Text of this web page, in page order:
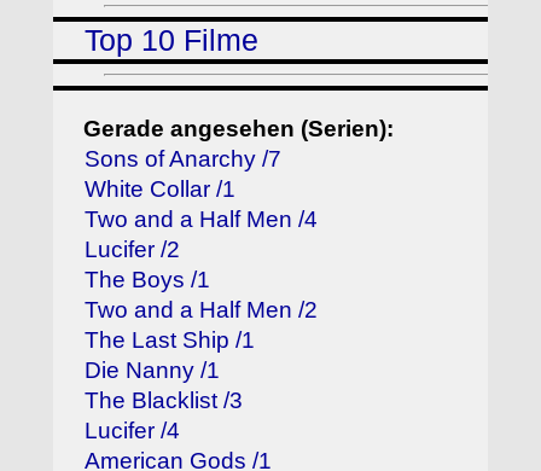
Top 10 Filme
Gerade angesehen (Serien):
Sons of Anarchy /7
White Collar /1
Two and a Half Men /4
Lucifer /2
The Boys /1
Two and a Half Men /2
The Last Ship /1
Die Nanny /1
The Blacklist /3
Lucifer /4
American Gods /1